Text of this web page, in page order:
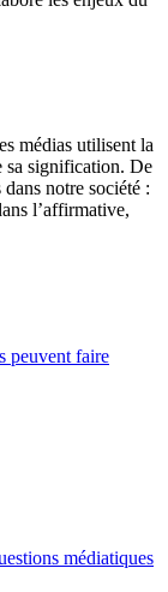
médias utilisent la
sa signification. De
notre société :
l’affirmative,
peuvent faire
médiatiques